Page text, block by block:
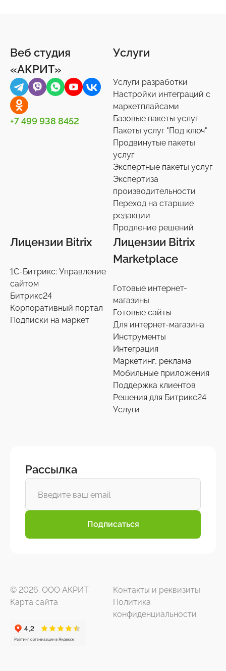
Веб студия
«АКРИТ»
+7 499 938 8452
Услуги
Услуги разработки
Настройки интеграций с
маркетплайсами
Базовые пакеты услуг
Пакеты услуг "Под ключ"
Продвинутые пакеты
услуг
Экспертные пакеты услуг
Экспертиза
производительности
Переход на старшие
редакции
Продление решений
Лицензии Bitrix
1С-Битрикс: Управление
сайтом
Битрикс24
Корпоративный портал
Подписки на маркет
Лицензии Bitrix
Marketplace
Готовые интернет-
магазины
Готовые сайты
Для интернет-магазина
Инструменты
Интеграция
Маркетинг, реклама
Мобильные приложения
Поддержка клиентов
Решения для Битрикс24
Услуги
Рассылка
Подписаться
© 2026. ООО АКРИТ
Контакты и реквизиты
Карта сайта
Политика
конфиденциальности